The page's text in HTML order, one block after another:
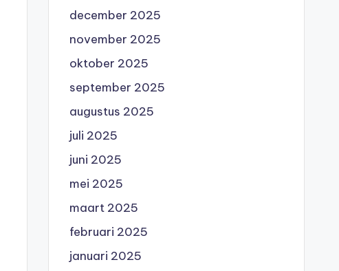
december 2025
november 2025
oktober 2025
september 2025
augustus 2025
juli 2025
juni 2025
mei 2025
maart 2025
februari 2025
januari 2025